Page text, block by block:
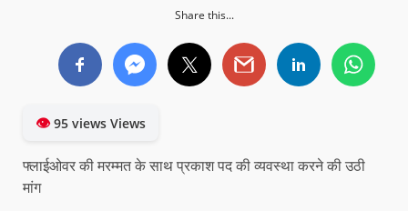
Share this...
👁95 views Views
फ्लाईओवर की मरम्मत के साथ प्रकाश पद की व्यवस्था करने की उठी
मांग